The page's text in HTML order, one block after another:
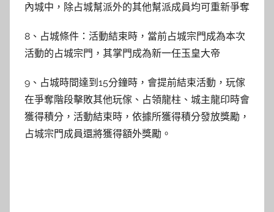
內城中，除占城幫派外的其他幫派成員均可重新爭奪
8、占城條件：活動結束時，當前占城宗門成為本次
活動的占城宗門，其掌門成為新一任玉皇大帝
9、占城時間達到15分鐘時，會提前結束活動，玩傢
在爭奪階段擊敗其他玩傢、占領龍柱、城主龍印時會
獲得積分，活動結束時，依據所獲得積分發放獎勵，
占城宗門成員還將獲得額外獎勵。